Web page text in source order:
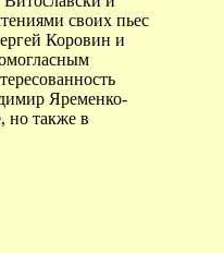
своих пьес
Коровин и
Яременко-
но также в